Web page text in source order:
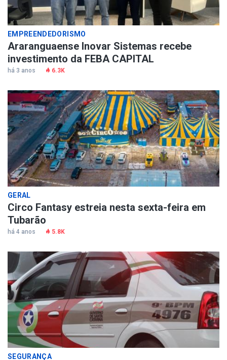
EMPREENDEDORISMO
Araranguaense Inovar Sistemas recebe
investimento da FEBA CAPITAL
há 3 anos 6.3K
GERAL
Circo Fantasy estreia nesta sexta-feira em
Tubarão
há 4 anos 5.8K
SEGURANÇA